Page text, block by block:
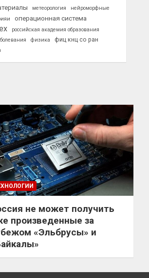
метеорология
нейроморфные
операционная система
российская академия образования
физика фиц кнц со ран
не может получить
произведенные за
«Эльбрусы» и